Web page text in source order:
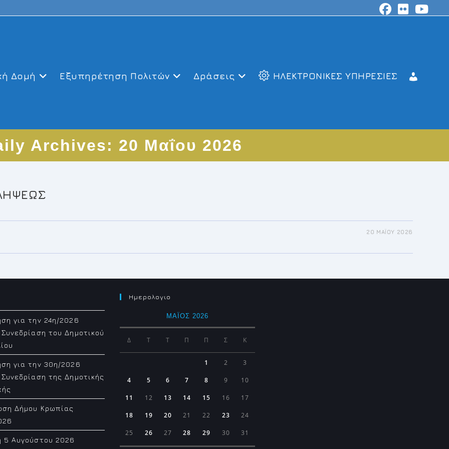
Δομή Εξυπηρέτηση Πολιτών Δράσεις ΗΛΕΚΤΡΟΝΙΚΕΣ ΥΠΗΡΕΣΙΕΣ
Archives: 20 Μαΐου 2026
20 ΜΑΪ́ΟΥ 2026
για την 24η/2026
Συνεδρίαση του Δημοτικού
για την 30η/2026
Συνεδρίαση της Δημοτικής
Δήμου Κρωπίας
5 Αυγούστου 2026
Ημερολογιο
ΜΆΙΟΣ 2026
Δ Τ Τ Π Π Σ Κ
1 2 3
4 5 6 7 8 9 10
11 12 13 14 15 16 17
18 19 20 21 22 23 24
25 26 27 28 29 30 31